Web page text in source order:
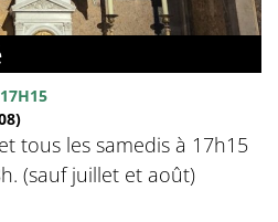
tous les samedis à 17h15
(sauf juillet et août)